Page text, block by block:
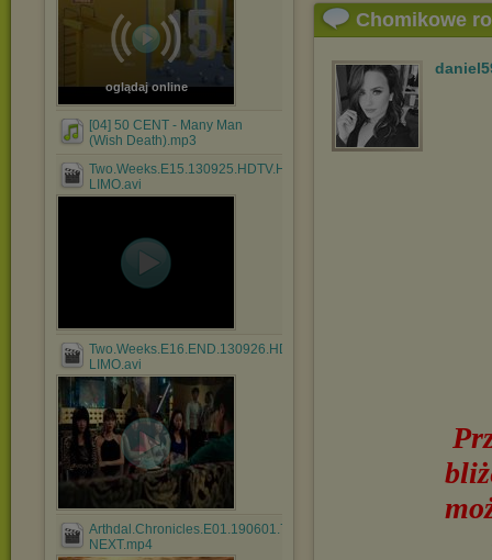
oglądaj online
[04] 50 CENT - Many Man
(Wish Death).mp3
Two.Weeks.E15.130925.HDTV.H264.720p-
LIMO.avi
Two.Weeks.E16.END.130926.HDTV.H264.720p-
LIMO.avi
Arthdal.Chronicles.E01.190601.720p-
NEXT.mp4
Chomikowe